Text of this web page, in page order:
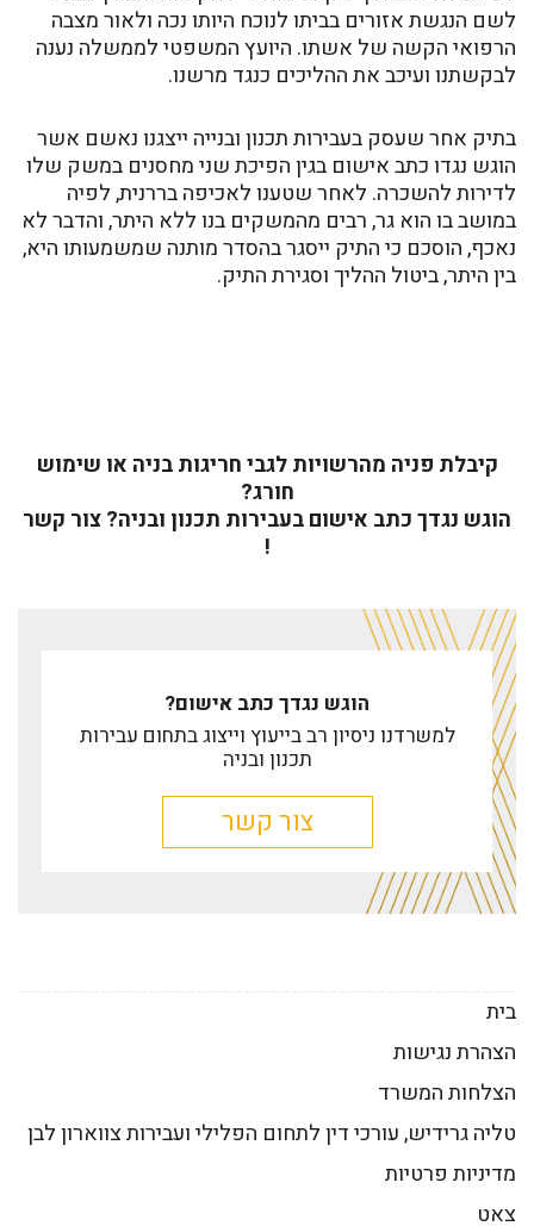
לשם הנגשת אזורים בביתו לנוכח היותו נכה ולאור מצבה
הרפואי הקשה של אשתו. היועץ המשפטי לממשלה נענה
לבקשתנו ועיכב את ההליכים כנגד מרשנו.
בתיק אחר שעסק בעבירות תכנון ובנייה ייצגנו נאשם אשר
הוגש נגדו כתב אישום בגין הפיכת שני מחסנים במשק שלו
לדירות להשכרה. לאחר שטענו לאכיפה בררנית, לפיה
במושב בו הוא גר, רבים מהמשקים בנו ללא היתר, והדבר לא
נאכף, הוסכם כי התיק ייסגר בהסדר מותנה שמשמעותו היא,
בין היתר, ביטול ההליך וסגירת התיק.
קיבלת פניה מהרשויות לגבי חריגות בניה או שימוש
חורג?
הוגש נגדךכתב אישוםבעבירות תכנון ובניה? צור קשר
!
הוגש נגדך כתב אישום?
למשרדנו ניסיון רב בייעוץ וייצוג בתחום עבירות
תכנון ובניה
צור קשר
בית
הצהרת נגישות
הצלחות המשרד
טליה גרידיש, עורכי דין לתחום הפלילי ועבירות צווארון לבן
מדיניות פרטיות
צאט